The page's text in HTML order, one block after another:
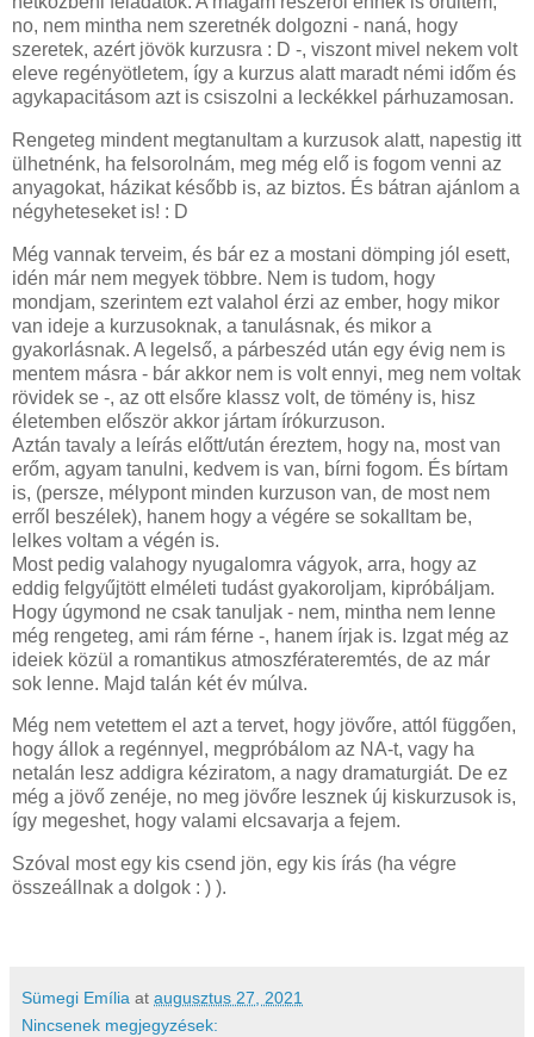
no, nem mintha nem szeretnék dolgozni - naná, hogy
szeretek, azért jövök kurzusra : D -, viszont mivel nekem volt
eleve regényötletem, így a kurzus alatt maradt némi időm és
agykapacitásom azt is csiszolni a leckékkel párhuzamosan.
Rengeteg mindent megtanultam a kurzusok alatt, napestig itt
ülhetnénk, ha felsorolnám, meg még elő is fogom venni az
anyagokat, házikat később is, az biztos. És bátran ajánlom a
négyheteseket is! : D
Még vannak terveim, és bár ez a mostani dömping jól esett,
idén már nem megyek többre. Nem is tudom, hogy
mondjam, szerintem ezt valahol érzi az ember, hogy mikor
van ideje a kurzusoknak, a tanulásnak, és mikor a
gyakorlásnak. A legelső, a párbeszéd után egy évig nem is
mentem másra - bár akkor nem is volt ennyi, meg nem voltak
rövidek se -, az ott elsőre klassz volt, de tömény is, hisz
életemben először akkor jártam írókurzuson.
Aztán tavaly a leírás előtt/után éreztem, hogy na, most van
erőm, agyam tanulni, kedvem is van, bírni fogom. És bírtam
is, (persze, mélypont minden kurzuson van, de most nem
erről beszélek), hanem hogy a végére se sokalltam be,
lelkes voltam a végén is.
Most pedig valahogy nyugalomra vágyok, arra, hogy az
eddig felgyűjtött elméleti tudást gyakoroljam, kipróbáljam.
Hogy úgymond ne csak tanuljak - nem, mintha nem lenne
még rengeteg, ami rám férne -, hanem írjak is. Izgat még az
ideiek közül a romantikus atmoszférateremtés, de az már
sok lenne. Majd talán két év múlva.
Még nem vetettem el azt a tervet, hogy jövőre, attól függően,
hogy állok a regénnyel, megpróbálom az NA-t, vagy ha
netalán lesz addigra kéziratom, a nagy dramaturgiát. De ez
még a jövő zenéje, no meg jövőre lesznek új kiskurzusok is,
így megeshet, hogy valami elcsavarja a fejem.
Szóval most egy kis csend jön, egy kis írás (ha végre
összeállnak a dolgok : ) ).
Sümegi Emília at augusztus 27, 2021
Nincsenek megjegyzések: